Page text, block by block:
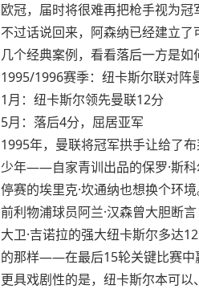
欧冠，届时将很难再把枪手视为冠
不过话说回来，阿森纳已经建立
几个经典案例，看看落后一方是
1995/1996赛季：纽卡斯尔联对阵
1月：纽卡斯尔领先曼联12分
5月：落后4分，屈居亚军
1995年，曼联将冠军拱手让给了
少年——自家青训出品的保罗·斯科
停赛的埃里克·坎通纳也想换个环
前利物浦球员阿兰·汉森曾大胆断
大卫·吉诺拉的强大纽卡斯尔多达
的那样——在最后15轮关键比赛中
更具戏剧性的是，纽卡斯尔本可